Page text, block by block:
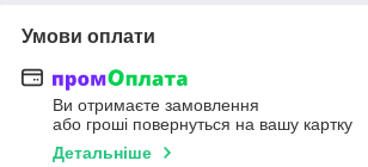
Умови оплати
Ви отримаєте замовлення
або гроші повернуться на вашу картку
Детальніше